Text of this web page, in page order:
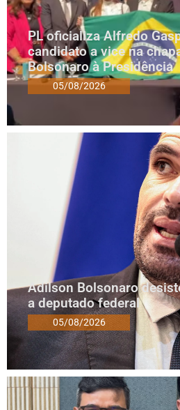
PL oficializa Alfredo
candidato a vice na
Bolsonaro à Presidência
05/08/2026
Adilson Bolsonaro
a deputado federal
05/08/2026